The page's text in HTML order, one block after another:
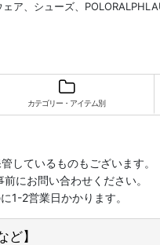
ェア、シューズ、
カテゴリー・アイテム別
しているものもございます。
にお問い合わせください。
1-2営業日かかります。
ど】